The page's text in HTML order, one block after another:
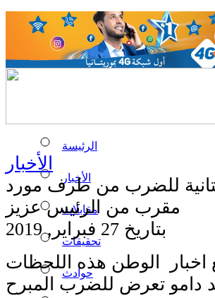
الرئيسة
الأخبار
مقابلات
تحقيقات
حوادث
الأخبار
للضرب من طرف مورد
مقرب من الرئيس عزيز
بتاريخ 27 فبراير, 2019
الوطن هذه اللحظات
دامو تعرض للضرب المبرح